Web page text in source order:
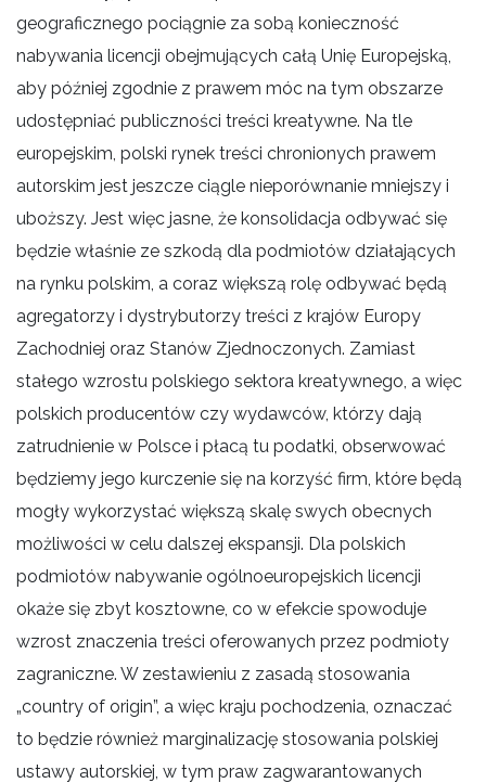
geograficznego pociągnie za sobą konieczność
nabywania licencji obejmujących całą Unię Europejską,
aby później zgodnie z prawem móc na tym obszarze
udostępniać publiczności treści kreatywne. Na tle
europejskim, polski rynek treści chronionych prawem
autorskim jest jeszcze ciągle nieporównanie mniejszy i
uboższy. Jest więc jasne, że konsolidacja odbywać się
będzie właśnie ze szkodą dla podmiotów działających
na rynku polskim, a coraz większą rolę odbywać będą
agregatorzy i dystrybutorzy treści z krajów Europy
Zachodniej oraz Stanów Zjednoczonych. Zamiast
stałego wzrostu polskiego sektora kreatywnego, a więc
polskich producentów czy wydawców, którzy dają
zatrudnienie w Polsce i płacą tu podatki, obserwować
będziemy jego kurczenie się na korzyść firm, które będą
mogły wykorzystać większą skalę swych obecnych
możliwości w celu dalszej ekspansji. Dla polskich
podmiotów nabywanie ogólnoeuropejskich licencji
okaże się zbyt kosztowne, co w efekcie spowoduje
wzrost znaczenia treści oferowanych przez podmioty
zagraniczne. W zestawieniu z zasadą stosowania
„country of origin”, a więc kraju pochodzenia, oznaczać
to będzie również marginalizację stosowania polskiej
ustawy autorskiej, w tym praw zagwarantowanych